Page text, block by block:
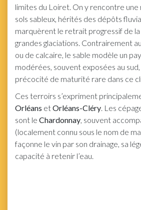
limites du Loiret. On y rencontre
sols sableux, hérités des dépôts
marquèrent le retrait progressif de la
grandes glaciations. Contrairement
ou de calcaire, le sable modèle un
modérées, souvent exposées au
précocité de maturité rare dans ce
Ces terroirs s’expriment
Orléans etOrléans-Cléry. Les
sont le Chardonnay, souvent
(localement connu sous le nom de
façonne le vin par son drainage, sa
capacité à retenir l’eau.